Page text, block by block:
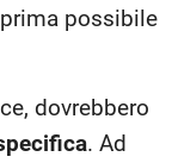
possibile
dovrebbero
. Ad